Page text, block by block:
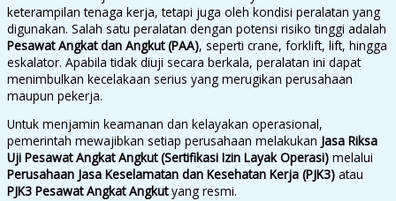
keterampilan tenaga kerja, tetapi juga oleh kondisi peralatan yang
digunakan. Salah satu peralatan dengan potensi risiko tinggi adalah
Pesawat Angkat dan Angkut (PAA), seperti crane, forklift, lift, hingga
eskalator. Apabila tidak diuji secara berkala, peralatan ini dapat
menimbulkan kecelakaan serius yang merugikan perusahaan
maupun pekerja.
Untuk menjamin keamanan dan kelayakan operasional,
pemerintah mewajibkan setiap perusahaan melakukan Jasa Riksa
Uji Pesawat Angkat Angkut (Sertifikasi Izin Layak Operasi) melalui
Perusahaan Jasa Keselamatan dan Kesehatan Kerja (PJK3) atau
PJK3 Pesawat Angkat Angkutyang resmi.